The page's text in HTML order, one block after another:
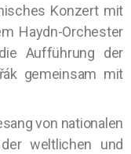
Konzert mit
Haydn-Orchester
Aufführung der
gemeinsam mit
von nationalen
weltlichen und